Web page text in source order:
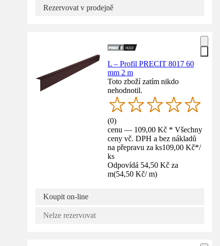
Rezervovat v prodejně
L – Profil PRECIT 8017 60
mm 2 m
Toto zboží zatím nikdo
nehodnotil.
(0)
cenu — 109,00 Kč * Všechny
ceny vč. DPH a bez nákladů
na přepravu za ks109,00 Kč*/
ks
Odpovídá 54,50 Kč za
m(54,50 Kč/ m)
Koupit on-line
Nelze rezervovat